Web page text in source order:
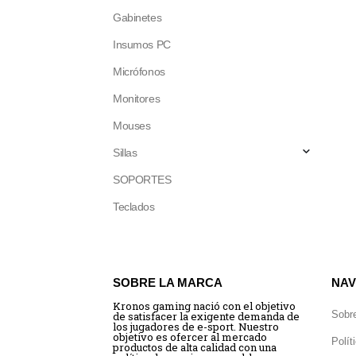
Gabinetes
Insumos PC
Micrófonos
Monitores
Mouses
Sillas
SOPORTES
Teclados
SOBRE LA MARCA
Kronos gaming nació con el objetivo
de satisfacer la exigente demanda de
los jugadores de e-sport. Nuestro
objetivo es ofercer al mercado
productos de alta calidad con una